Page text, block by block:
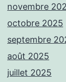
novembre
octobre 2025
septembre
août 2025
juillet 2025